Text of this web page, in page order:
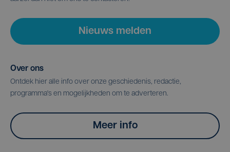
Nieuws melden
Over ons
Ontdek hier alle info over onze geschiedenis, redactie,
programma's en mogelijkheden om te adverteren.
Meer info